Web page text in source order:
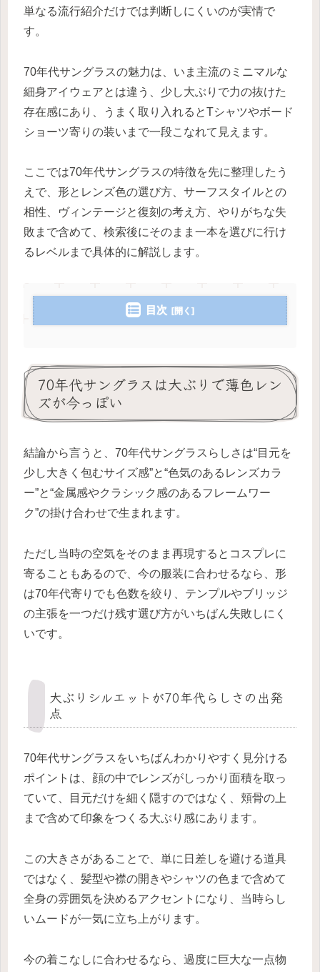
単なる流行紹介だけでは判断しにくいのが実情で
す。
70年代サングラスの魅力は、いま主流のミニマルな
細身アイウェアとは違う、少し大ぶりで力の抜けた
存在感にあり、うまく取り入れるとTシャツやボード
ショーツ寄りの装いまで一段こなれて見えます。
ここでは70年代サングラスの特徴を先に整理したう
えで、形とレンズ色の選び方、サーフスタイルとの
相性、ヴィンテージと復刻の考え方、やりがちな失
敗まで含めて、検索後にそのまま一本を選びに行け
るレベルまで具体的に解説します。
目次
70年代サングラスは大ぶりで薄色レン
ズが今っぽい
結論から言うと、70年代サングラスらしさは“目元を
少し大きく包むサイズ感”と“色気のあるレンズカラ
ー”と“金属感やクラシック感のあるフレームワー
ク”の掛け合わせで生まれます。
ただし当時の空気をそのまま再現するとコスプレに
寄ることもあるので、今の服装に合わせるなら、形
は70年代寄りでも色数を絞り、テンプルやブリッジ
の主張を一つだけ残す選び方がいちばん失敗しにく
いです。
大ぶりシルエットが70年代らしさの出発
点
70年代サングラスをいちばんわかりやすく見分ける
ポイントは、顔の中でレンズがしっかり面積を取っ
ていて、目元だけを細く隠すのではなく、頬骨の上
まで含めて印象をつくる大ぶり感にあります。
この大きさがあることで、単に日差しを避ける道具
ではなく、髪型や襟の開きやシャツの色まで含めて
全身の雰囲気を決めるアクセントになり、当時らし
いムードが一気に立ち上がります。
今の着こなしに合わせるなら、過度に巨大な一点物